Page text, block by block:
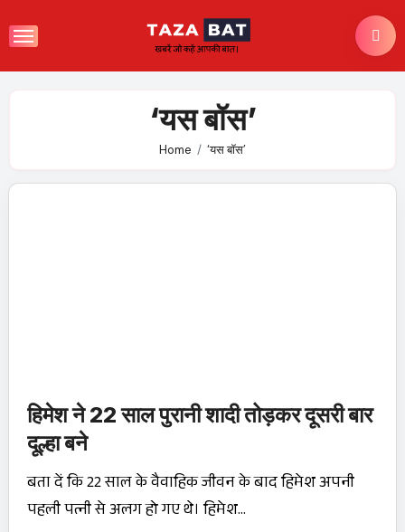
to
‘यस बॉस’
Home ‘यस बॉस’
हिमेश ने 22 साल पुरानी शादी तोड़कर दूसरी बार
दूल्हा बने
बता दें कि 22 साल के वैवाहिक जीवन के बाद हिमेश अपनी
पहली पत्नी से अलग हो गए थे। हिमेश…